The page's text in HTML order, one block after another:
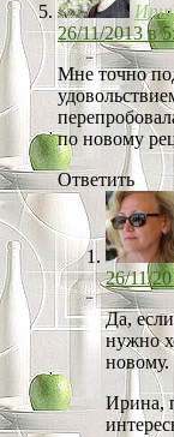
26/11/2013 в
Мне точно
по новому
Ответить
26/11/
Да,
нужно
новому.
Ирина,